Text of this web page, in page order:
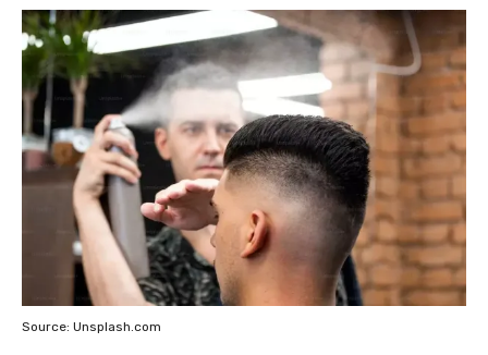
Source: Unsplash.com